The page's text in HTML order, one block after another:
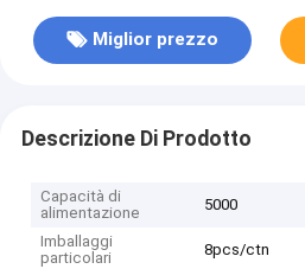
Miglior prezzo
Descrizione Di Prodotto
Capacità di
alimentazione
5000
Imballaggi
particolari
8pcs/ctn